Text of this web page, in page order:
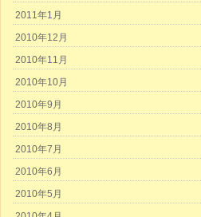
2011年1月
2010年12月
2010年11月
2010年10月
2010年9月
2010年8月
2010年7月
2010年6月
2010年5月